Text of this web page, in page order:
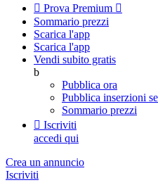
 Prova Premium 
Sommario prezzi
Scarica l'app
Scarica l'app
Vendi subito gratis
b
Pubblica ora
Pubblica inserzioni
Sommario prezzi
 Iscriviti
accedi qui
Crea un annuncio
Iscriviti